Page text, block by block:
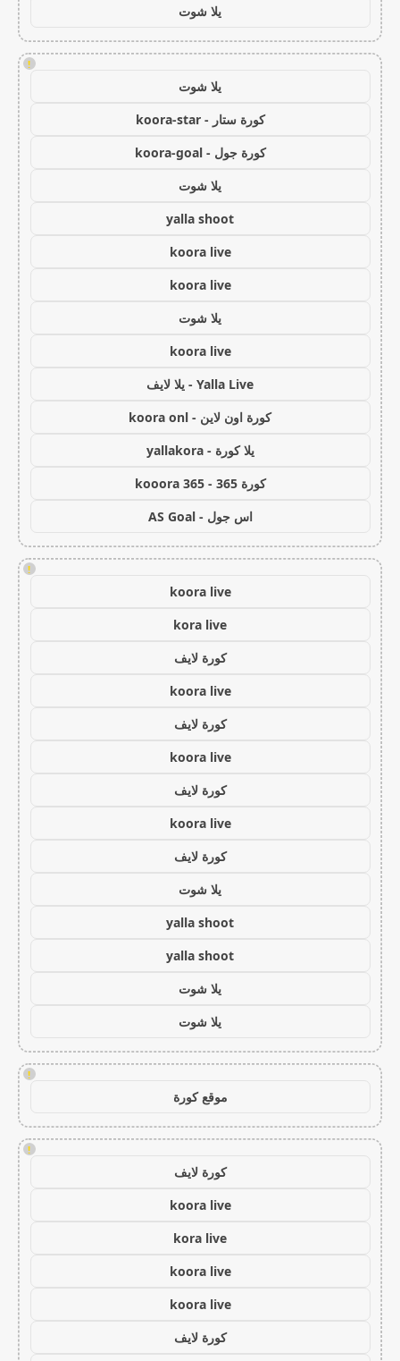
يلا شوت
!
يلا شوت
كورة ستار - koora-star
كورة جول - koora-goal
يلا شوت
yalla shoot
koora live
koora live
يلا شوت
koora live
Yalla Live - يلا لايف
كورة اون لاين - koora onl
يلا كورة - yallakora
كورة 365 - kooora 365
اس جول - AS Goal
!
koora live
kora live
كورة لايف
koora live
كورة لايف
koora live
كورة لايف
koora live
كورة لايف
يلا شوت
yalla shoot
yalla shoot
يلا شوت
يلا شوت
!
موقع كورة
!
كورة لايف
koora live
kora live
koora live
koora live
كورة لايف